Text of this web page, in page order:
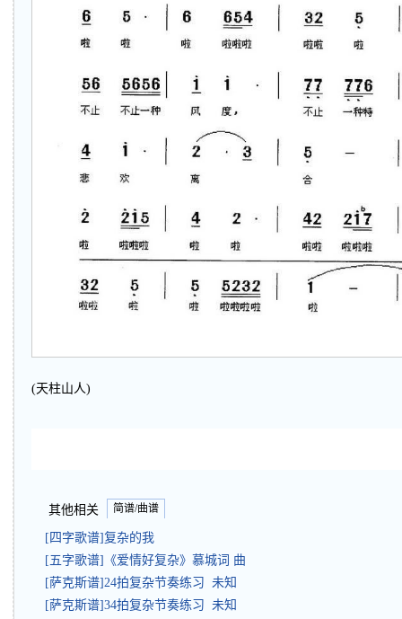
(天柱山人)
其他相关 简谱/曲谱
[四字歌谱]复杂的我
[五字歌谱]《爱情好复杂》慕城词 曲
[萨克斯谱]24拍复杂节奏练习 未知
[萨克斯谱]34拍复杂节奏练习 未知